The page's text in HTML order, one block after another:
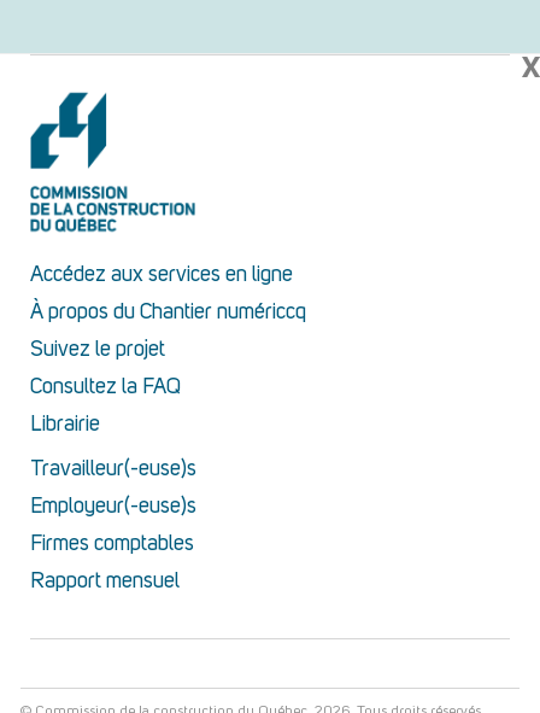
X
Accédez aux services en ligne
À propos du Chantier numériccq
Suivez le projet
Consultez la FAQ
Librairie
Travailleur(-euse)s
Employeur(-euse)s
Firmes comptables
Rapport mensuel